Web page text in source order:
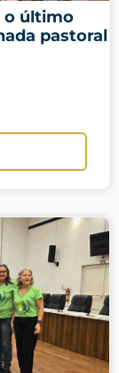
o último
pastoral